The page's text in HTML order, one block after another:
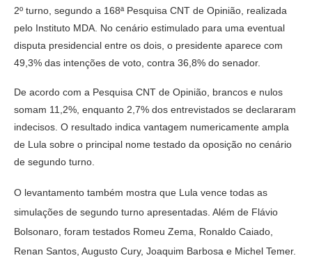
2º turno, segundo a 168ª Pesquisa CNT de Opinião, realizada
pelo Instituto MDA. No cenário estimulado para uma eventual
disputa presidencial entre os dois, o presidente aparece com
49,3% das intenções de voto, contra 36,8% do senador.
De acordo com a Pesquisa CNT de Opinião, brancos e nulos
somam 11,2%, enquanto 2,7% dos entrevistados se declararam
indecisos. O resultado indica vantagem numericamente ampla
de Lula sobre o principal nome testado da oposição no cenário
de segundo turno.
O levantamento também mostra que Lula vence todas as
simulações de segundo turno apresentadas. Além de Flávio
Bolsonaro, foram testados Romeu Zema, Ronaldo Caiado,
Renan Santos, Augusto Cury, Joaquim Barbosa e Michel Temer.